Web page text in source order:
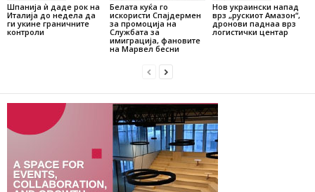
Шпанија ѝ даде рок на
Италија до недела да
ги укине граничните
контроли
Белата куќа го
искористи Спајдермен
за промоција на
Службата за
имиграција, фановите
на Марвел бесни
Нов украински напад
врз „рускиот Амазон“,
дронови паднаа врз
логистички центар